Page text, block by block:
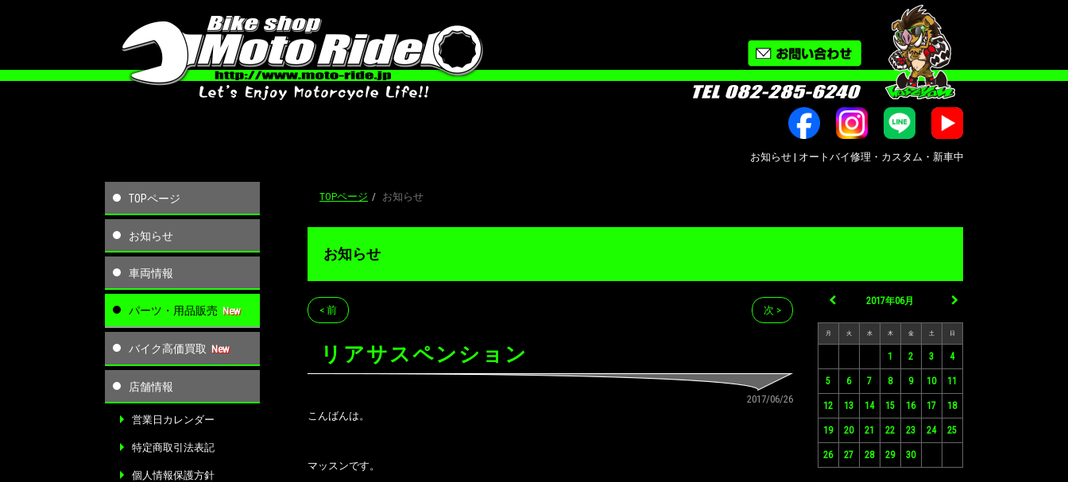
お知らせ | オートバイ修理・カスタム・新車中古車販売｜広島市南区大州｜
TOPページ
お知らせ
車両情報
パーツ・用品販売
バイク高価買取
店舗情報
営業日カレンダー
特定商取引法表記
個人情報保護方針
TOPページ お知らせ
お知らせ
< 前 次 >
リアサスペンション
2017/06/26
こんばんは。
マッスンです。
2017年06月
月 火 水 木 金 土 日
1 2 3 4
5 6 7 8 9 10 11
12 13 14 15 16 17 18
19 20 21 22 23 24 25
26 27 28 29 30